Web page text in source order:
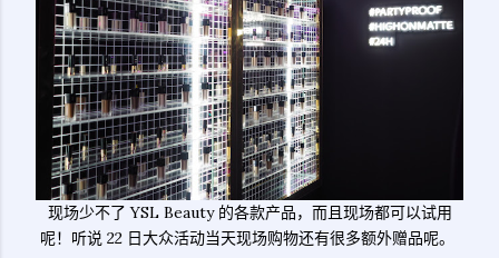
现场少不了 YSL Beauty 的各款产品，而且现场都可以试用
呢！听说 22 日大众活动当天现场购物还有很多额外赠品呢。